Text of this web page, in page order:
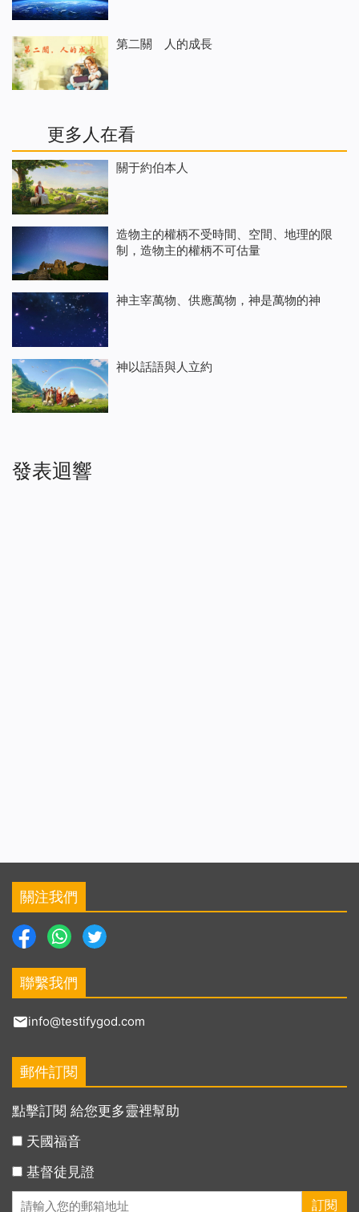
第二關 人的成長
更多人在看
關于約伯本人
造物主的權柄不受時間、空間、地理的限
制，造物主的權柄不可估量
神主宰萬物、供應萬物，神是萬物的神
神以話語與人立約
發表迴響
關注我們
聯繫我們
info@testifygod.com
郵件訂閱
點擊訂閱 給您更多靈裡幫助
天國福音
基督徒見證